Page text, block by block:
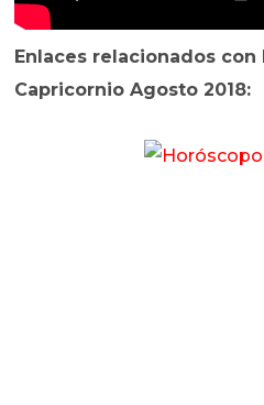
Enlaces relacionados con
Capricornio Agosto 2018: